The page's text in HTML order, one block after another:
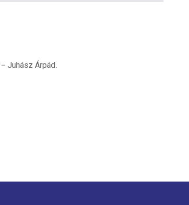
Juhász Árpád.